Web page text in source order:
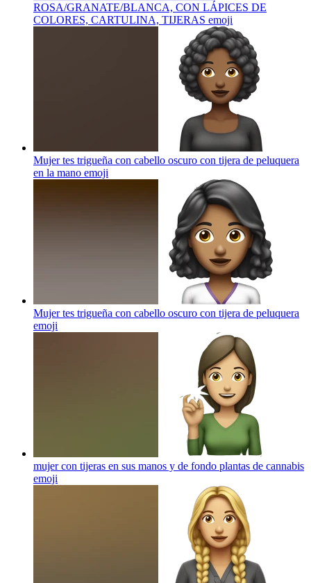
ROSA/GRANATE/BLANCA, CON LÁPICES DE
COLORES, CARTULINA, TIJERAS emoji
Mujer tes trigueña con cabello oscuro con tijera de peluquera
en la mano emoji
Mujer tes trigueña con cabello oscuro con tijera de peluquera
emoji
mujer con tijeras en sus manos y de fondo plantas de cannabis
emoji